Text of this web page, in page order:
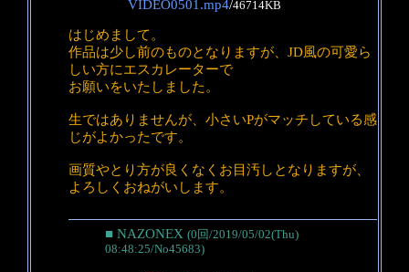
VIDEO0501.mp4/46714KB
はじめまして。
作品は少し前のものとなりますが、JD風の可愛ら
しい方にエスカレーターで
お願いをいたしました。
生ではありませんが、小さいPがマッチしている感
じがよかったです。
画質やとり方が良くなくお目汚しとなりますが、
よろしくおねがいします。
■ NAZONEX (0回/2019/05/02(Thu)
08:48:25/No45683)